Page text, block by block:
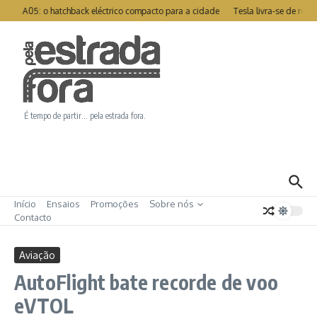
Ir para o conteúdo
A05: o hatchback eléctrico compacto para a cidade Tesla livra-se de
É tempo de partir… pela estrada fora.
Início Ensaios Promoções
Sobre nós
Contacto
Aviação
AutoFlight bate recorde de voo
eVTOL